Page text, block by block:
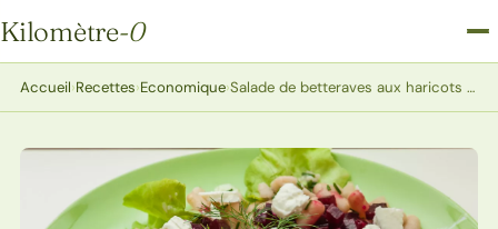
Kilomètre-0
Kilomètre-0
Accueil›Recettes›Economique› Salade de betteraves aux haricots blancs et à la feta